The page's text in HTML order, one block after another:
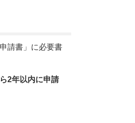
請書」に必要書
2年以内に申請